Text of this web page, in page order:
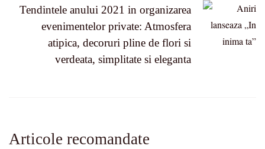
Tendintele anului 2021 in organizarea
evenimentelor private: Atmosfera
atipica, decoruri pline de flori si
verdeata, simplitate si eleganta
Articole recomandate